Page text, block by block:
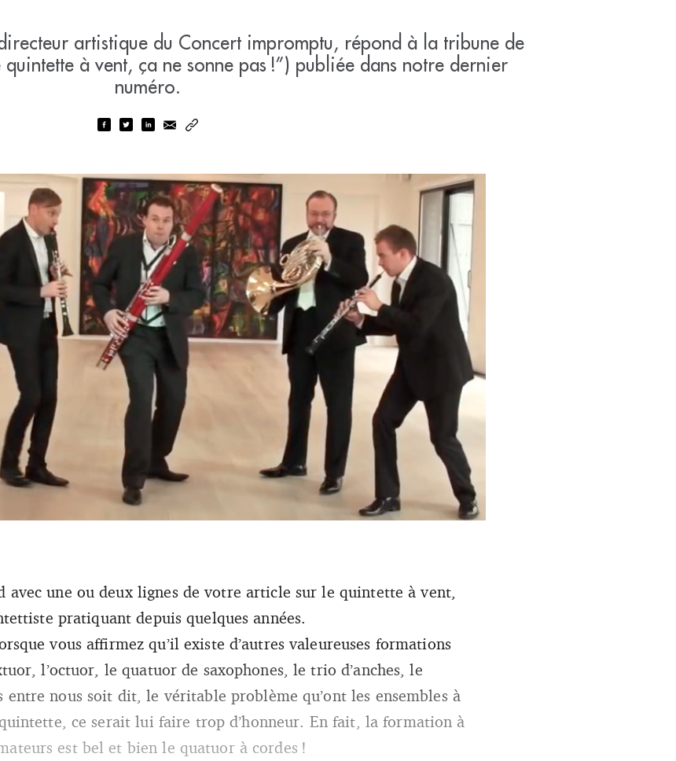
artistique du Concert impromptu, répond à la tribune de
quintette à vent, ça ne sonne pas !”) publiée dans notre dernier
numéro.
Dix Pièces de Ligeti, le quintette sonne comme un chœur inouï.
avec une ou deux lignes de votre article sur le quintette à vent,
pratiquant depuis quelques années.
vous affirmez qu’il existe d’autres valeureuses formations
l’octuor, le quatuor de saxophones, le trio d’anches, le
nous soit dit, le véritable problème qu’ont les ensembles à
ce serait lui faire trop d’honneur. En fait, la formation à
est bel et bien le quatuor à cordes !